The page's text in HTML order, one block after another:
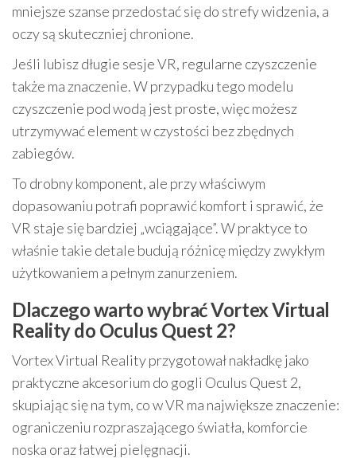
mniejsze szanse przedostać się do strefy widzenia, a
oczy są skuteczniej chronione.
Jeśli lubisz długie sesje VR, regularne czyszczenie
także ma znaczenie. W przypadku tego modelu
czyszczenie pod wodą jest proste, więc możesz
utrzymywać element w czystości bez zbędnych
zabiegów.
To drobny komponent, ale przy właściwym
dopasowaniu potrafi poprawić komfort i sprawić, że
VR staje się bardziej „wciągające”. W praktyce to
właśnie takie detale budują różnicę między zwykłym
użytkowaniem a pełnym zanurzeniem.
Dlaczego warto wybrać Vortex Virtual
Reality do Oculus Quest 2?
Vortex Virtual Reality przygotował nakładkę jako
praktyczne akcesorium do gogli Oculus Quest 2,
skupiając się na tym, co w VR ma największe znaczenie:
ograniczeniu rozpraszającego światła, komforcie
noska oraz łatwej pielęgnacji.